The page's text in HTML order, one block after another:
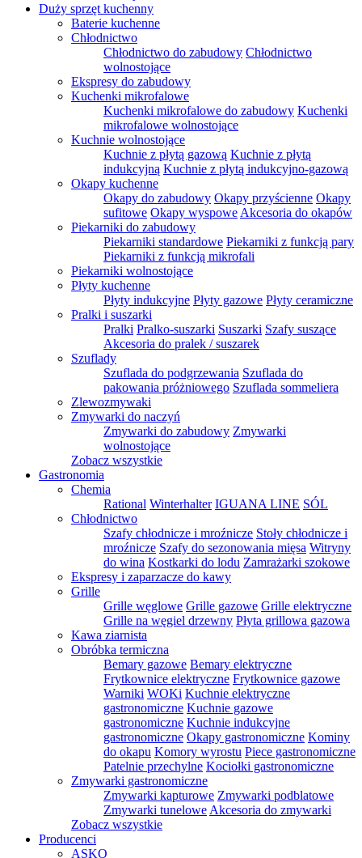
Duży sprzęt kuchenny
Baterie kuchenne
Chłodnictwo
Chłodnictwo do zabudowy Chłodnictwo
wolnostojące
Ekspresy do zabudowy
Kuchenki mikrofalowe
Kuchenki mikrofalowe do zabudowy Kuchenki
mikrofalowe wolnostojące
Kuchnie wolnostojące
Kuchnie z płytą gazową Kuchnie z płytą
indukcyjną Kuchnie z płytą indukcyjno-gazową
Okapy kuchenne
Okapy do zabudowy Okapy przyścienne Okapy
sufitowe Okapy wyspowe Akcesoria do okapów
Piekarniki do zabudowy
Piekarniki standardowe Piekarniki z funkcją pary
Piekarniki z funkcją mikrofali
Piekarniki wolnostojące
Płyty kuchenne
Płyty indukcyjne Płyty gazowe Płyty ceramiczne
Pralki i suszarki
Pralki Pralko-suszarki Suszarki Szafy suszące
Akcesoria do pralek / suszarek
Szuflady
Szuflada do podgrzewania Szuflada do
pakowania próżniowego Szuflada sommeliera
Zlewozmywaki
Zmywarki do naczyń
Zmywarki do zabudowy Zmywarki
wolnostojące
Zobacz wszystkie
Gastronomia
Chemia
Rational Winterhalter IGUANA LINE SÓL
Chłodnictwo
Szafy chłodnicze i mroźnicze Stoły chłodnicze i
mroźnicze Szafy do sezonowania mięsa Witryny
do wina Kostkarki do lodu Zamrażarki szokowe
Ekspresy i zaparzacze do kawy
Grille
Grille węglowe Grille gazowe Grille elektryczne
Grille na węgiel drzewny Płyta grillowa gazowa
Kawa ziarnista
Obróbka termiczna
Bemary gazowe Bemary elektryczne
Frytkownice elektryczne Frytkownice gazowe
Warniki WOKi Kuchnie elektryczne
gastronomiczne Kuchnie gazowe
gastronomiczne Kuchnie indukcyjne
gastronomiczne Okapy gastronomiczne Kominy
do okapu Komory wyrostu Piece gastronomiczne
Patelnie przechylne Kociołki gastronomiczne
Zmywarki gastronomiczne
Zmywarki kapturowe Zmywarki podblatowe
Zmywarki tunelowe Akcesoria do zmywarki
Zobacz wszystkie
Producenci
ASKO